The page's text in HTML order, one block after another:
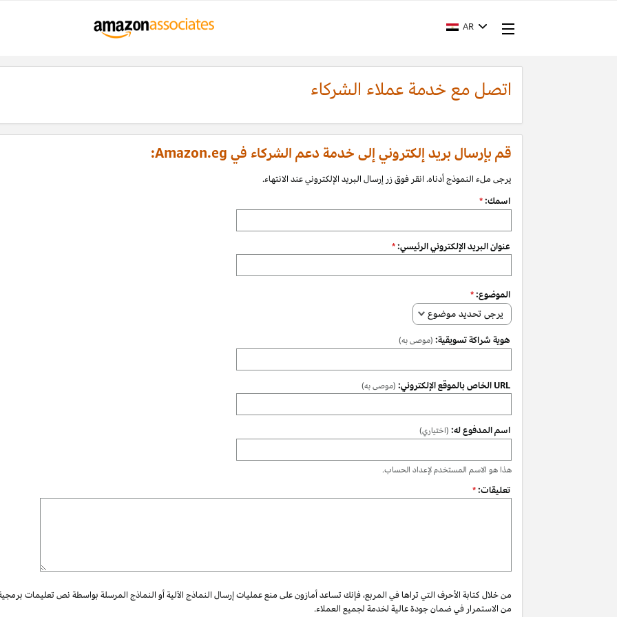
AR
اتصل مع خدمة عملاء الشركاء
قم بإرسال بريد إلكتروني إلى خدمة دعم الشركاء في Amazon.eg:
يرجى ملء النموذج أدناه. انقر فوق زر إرسال البريد الإلكتروني عند الانتهاء.
اسمك:*
عنوان البريد الإلكتروني الرئيسي:*
الموضوع:*
يرجى تحديد موضوع
هوية شراكة تسويقية: (موصى به)
URL الخاص بالموقع الإلكتروني: (موصى به)
اسم المدفوع له: (اختياري)
هذا هو الاسم المستخدم لإعداد الحساب.
تعليقات:*
من خلال كتابة الأحرف التي تراها في المربع، فإنك تساعد أمازون على منع عمليات إرسال النماذج الآلية أو النماذج المرسلة بواسطة نص تعليمات
من الاستمرار في ضمان جودة عالية لخدمة لجميع العملاء.